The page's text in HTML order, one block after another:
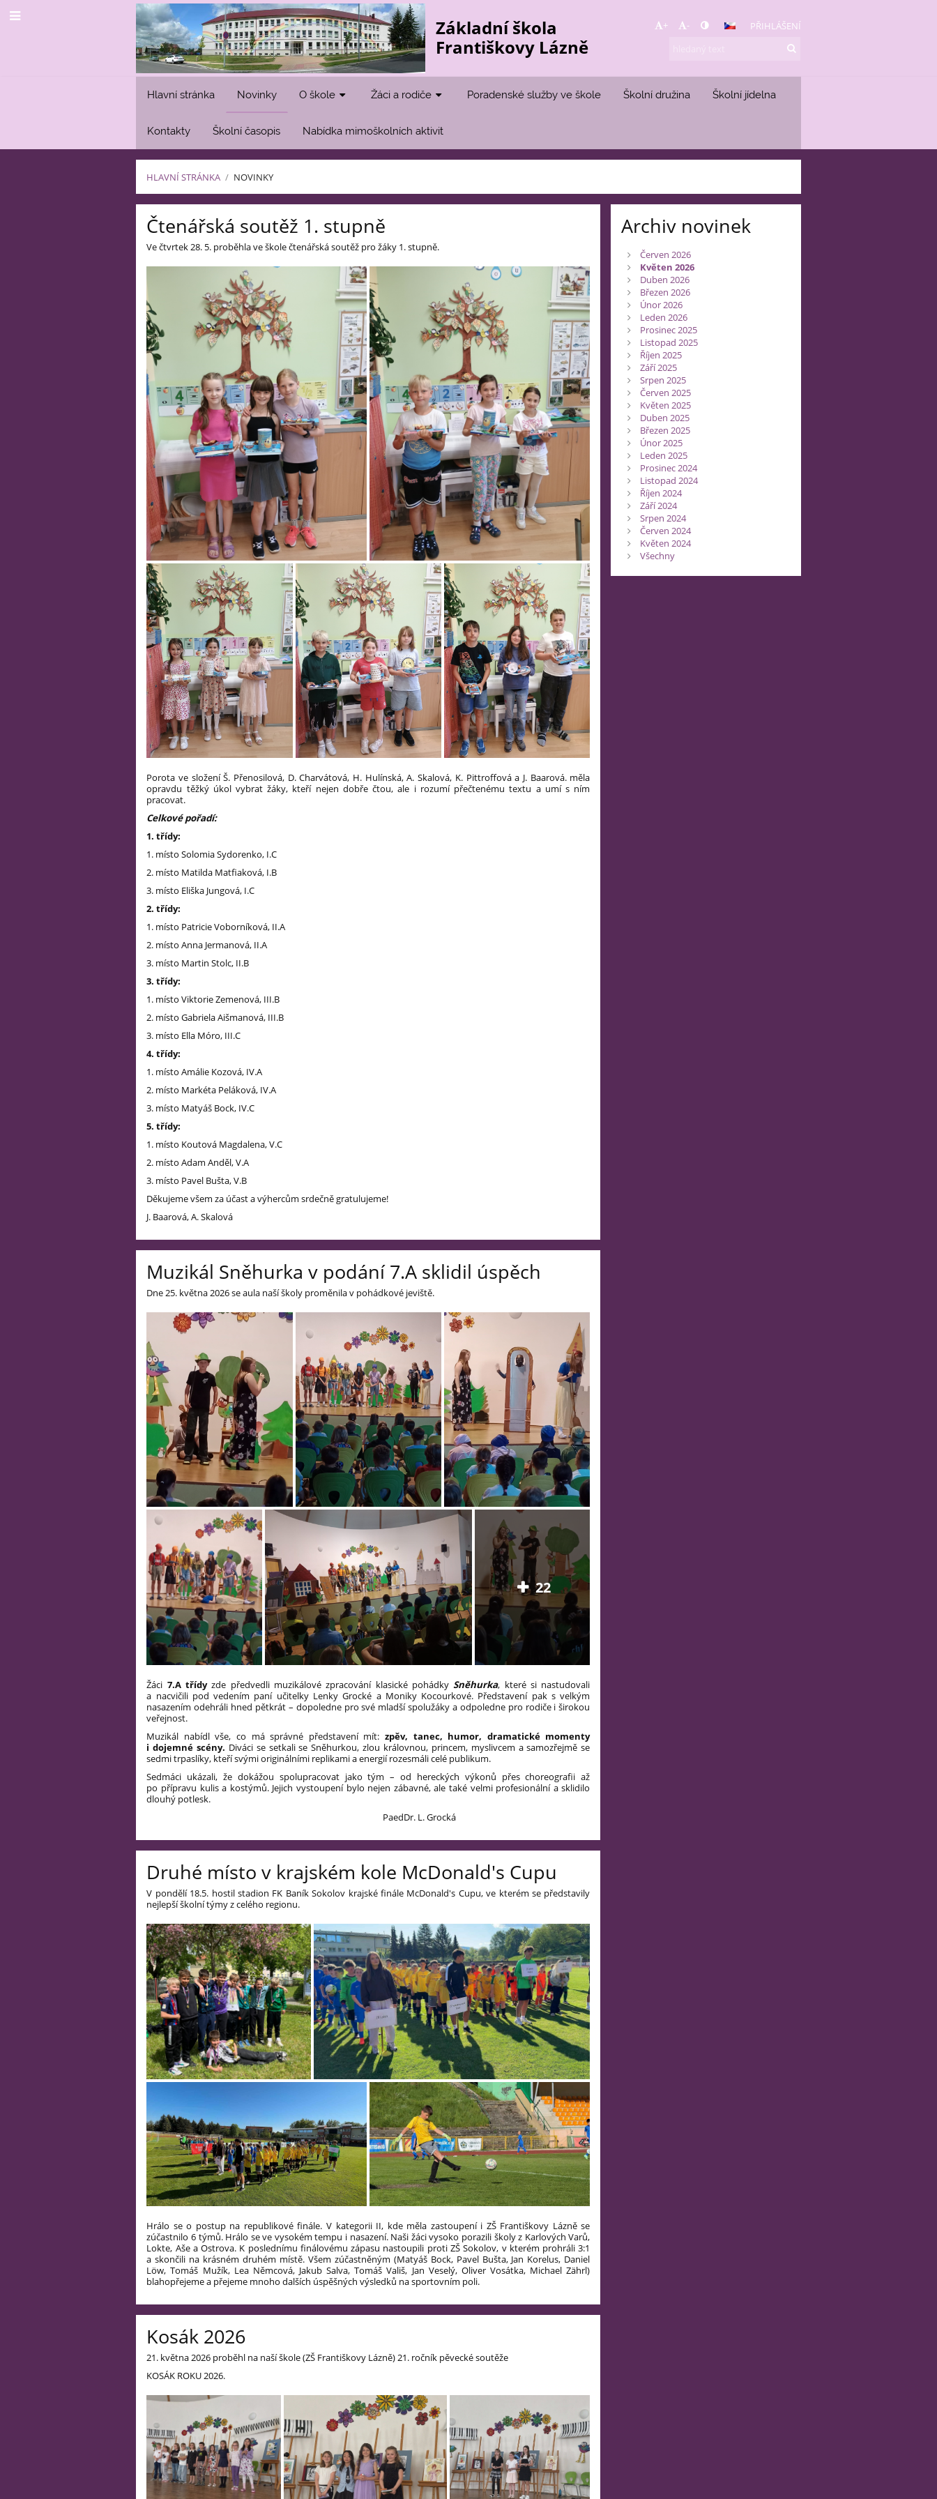
Základní škola
Františkovy Lázně
+ - PŘIHLÁŠENÍ
Hlavní stránka Novinky O škole Žáci a rodiče Poradenské služby ve škole Školní družina Školní jídelna
Kontakty Školní časopis Nabídka mimoškolních aktivit
HLAVNÍ STRÁNKA / NOVINKY
Novinky
Čtenářská soutěž 1. stupně
Ve čtvrtek 28. 5. proběhla ve škole čtenářská soutěž pro žáky 1. stupně.
Porota ve složení Š. Přenosilová, D. Charvátová, H. Hulínská, A. Skalová, K. Pittroffová a J. Baarová. měla
opravdu těžký úkol vybrat žáky, kteří nejen dobře čtou, ale i rozumí přečtenému textu a umí s ním
pracovat.
Celkové pořadí:
1. třídy:
1. místo Solomia Sydorenko, I.C
2. místo Matilda Matfiaková, I.B
3. místo Eliška Jungová, I.C
2. třídy:
1. místo Patricie Voborníková, II.A
2. místo Anna Jermanová, II.A
3. místo Martin Stolc, II.B
3. třídy:
1. místo Viktorie Zemenová, III.B
2. místo Gabriela Aišmanová, III.B
3. místo Ella Móro, III.C
4. třídy:
1. místo Amálie Kozová, IV.A
2. místo Markéta Peláková, IV.A
3. místo Matyáš Bock, IV.C
5. třídy:
1. místo Koutová Magdalena, V.C
2. místo Adam Anděl, V.A
3. místo Pavel Bušta, V.B
Děkujeme všem za účast a výhercům srdečně gratulujeme!
J. Baarová, A. Skalová
Muzikál Sněhurka v podání 7.A sklidil úspěch
Dne 25. května 2026 se aula naší školy proměnila v pohádkové jeviště.
22
Žáci 7.A třídyzde předvedli muzikálové zpracování klasické pohádkySněhurka, které si nastudovali
a nacvičili pod vedením paní učitelky Lenky Grocké a Moniky Kocourkové. Představení pak s velkým
nasazením odehráli hned pětkrát – dopoledne pro své mladší spolužáky a odpoledne pro rodiče i širokou
veřejnost.
Muzikál nabídl vše, co má správné představení mít: zpěv, tanec, humor, dramatické momenty
i dojemné scény. Diváci se setkali se Sněhurkou, zlou královnou, princem, myslivcem a samozřejmě se
sedmi trpaslíky, kteří svými originálními replikami a energií rozesmáli celé publikum.
Sedmáci ukázali, že dokážou spolupracovat jako tým – od hereckých výkonů přes choreografii až
po přípravu kulis a kostýmů. Jejich vystoupení bylo nejen zábavné, ale také velmi profesionální a sklidilo
dlouhý potlesk.
PaedDr. L. Grocká
Druhé místo v krajském kole McDonald's Cupu
V pondělí 18.5. hostil stadion FK Baník Sokolov krajské finále McDonald's Cupu, ve kterém se představily
nejlepší školní týmy z celého regionu.
Hrálo se o postup na republikové finále. V kategorii II, kde měla zastoupení i ZŠ Františkovy Lázně se
zúčastnilo 6 týmů. Hrálo se ve vysokém tempu i nasazení. Naši žáci vysoko porazili školy z Karlových Varů,
Lokte, Aše a Ostrova. K poslednímu finálovému zápasu nastoupili proti ZŠ Sokolov, v kterém prohráli 3:1
a skončili na krásném druhém místě. Všem zúčastněným (Matyáš Bock, Pavel Bušta, Jan Korelus, Daniel
Löw, Tomáš Mužík, Lea Němcová, Jakub Salva, Tomáš Vališ, Jan Veselý, Oliver Vosátka, Michael Zährl)
blahopřejeme a přejeme mnoho dalších úspěšných výsledků na sportovním poli.
Kosák 2026
21. května 2026 proběhl na naší škole (ZŠ Františkovy Lázně) 21. ročník pěvecké soutěže
KOSÁK ROKU 2026.
Archiv novinek
Červen 2026
Květen 2026
Duben 2026
Březen 2026
Únor 2026
Leden 2026
Prosinec 2025
Listopad 2025
Říjen 2025
Září 2025
Srpen 2025
Červen 2025
Květen 2025
Duben 2025
Březen 2025
Únor 2025
Leden 2025
Prosinec 2024
Listopad 2024
Říjen 2024
Září 2024
Srpen 2024
Červen 2024
Květen 2024
Všechny